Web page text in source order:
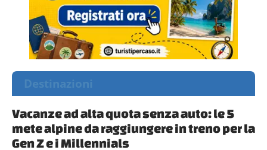
Destinazioni
Vacanze ad alta quota senza auto: le 5
mete alpine da raggiungere in treno per la
Gen Z e i Millennials